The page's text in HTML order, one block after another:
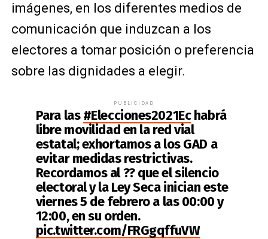
imágenes, en los diferentes medios de
comunicación que induzcan a los
electores a tomar posición o preferencia
sobre las dignidades a elegir.
PUBLICIDAD
Para las#Elecciones2021Echabrá
libre movilidad en la red vial
estatal; exhortamos a los GAD a
evitar medidas restrictivas.
Recordamos al ?? que el silencio
electoral y la Ley Seca inician este
viernes 5 de febrero a las 00:00 y
12:00, en su orden.
pic.twitter.com/FRGgqffuVW